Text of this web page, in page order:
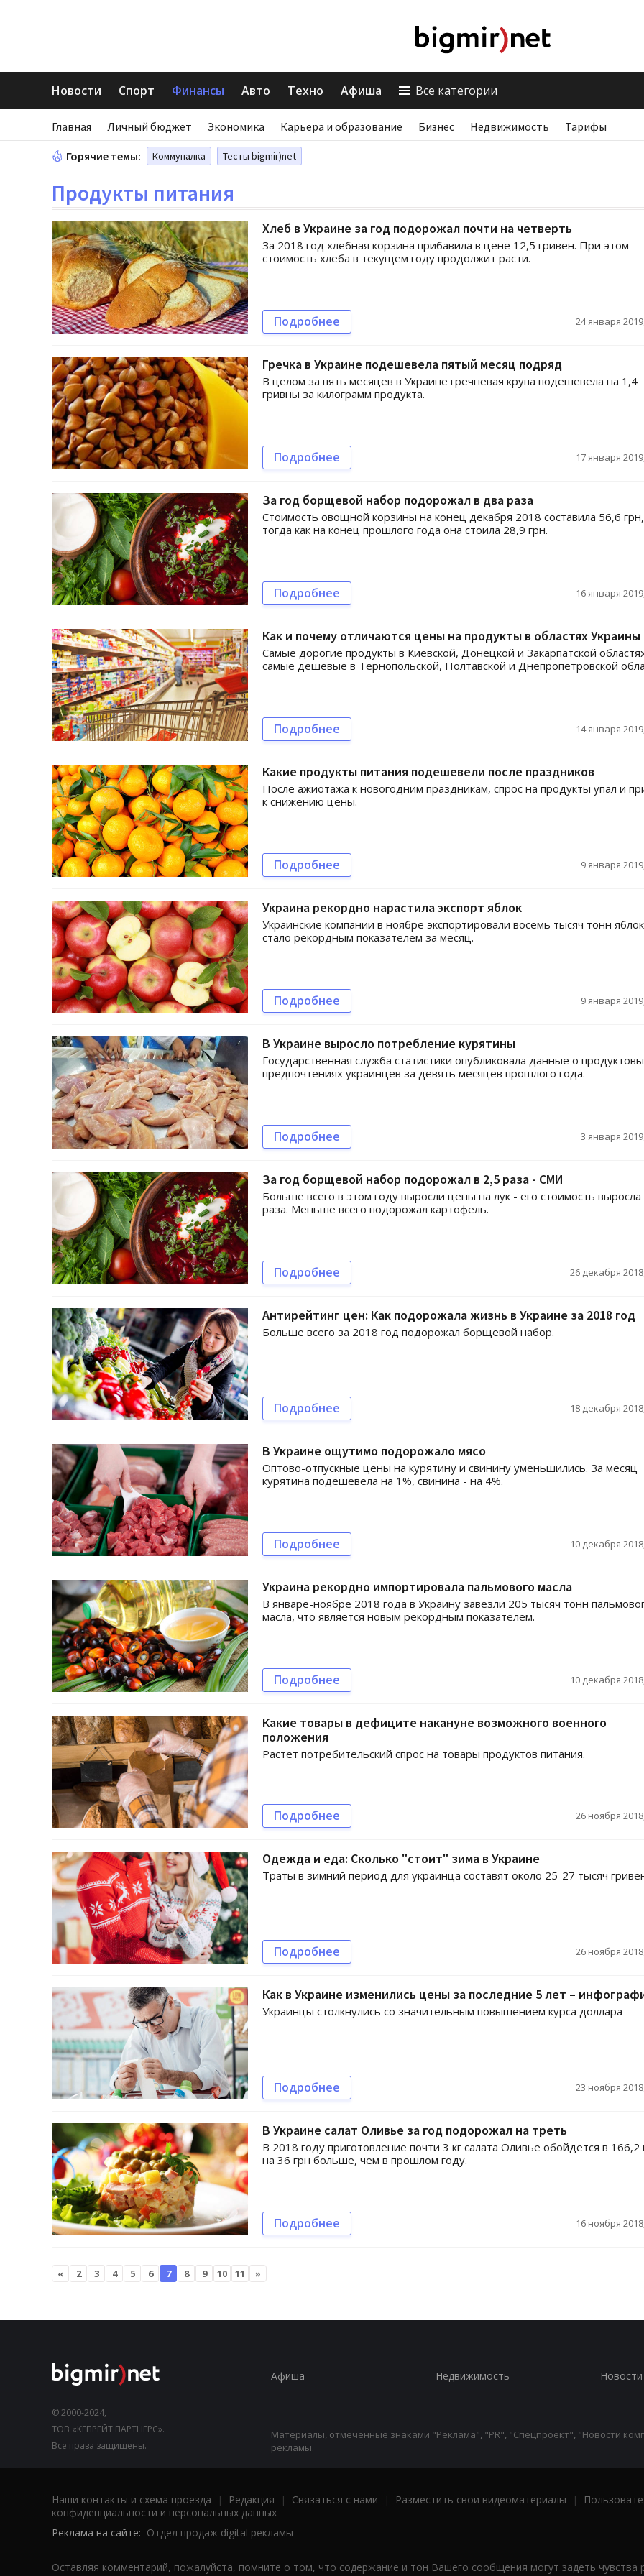
Новости Спорт Финансы Авто Техно Афиша Все категории
Главная Личный бюджет Экономика Карьера и образование Бизнес Недвижимость Тарифы
Горячие темы: Коммуналка Тесты bigmir)net
Продукты питания
Хлеб в Украине за год подорожал почти на четверть
За 2018 год хлебная корзина прибавила в цене 12,5 гривен. При этом
стоимость хлеба в текущем году продолжит расти.
Подробнее 24 января
Гречка в Украине подешевела пятый месяц подряд
В целом за пять месяцев в Украине гречневая крупа подешевела на 1,4
гривны за килограмм продукта.
Подробнее 17 января
За год борщевой набор подорожал в два раза
Стоимость овощной корзины на конец декабря 2018 составила 56,6 грн,
тогда как на конец прошлого года она стоила 28,9 грн.
Подробнее 16 января
Как и почему отличаются цены на продукты в областях Украины
Самые дорогие продукты в Киевской, Донецкой и Закарпатской
самые дешевые в Тернопольской, Полтавской и Днепропетровской
Подробнее 14 января
Какие продукты питания подешевели после праздников
После ажиотажа к новогодним праздникам, спрос на продукты упал и
к снижению цены.
Подробнее 9 января
Украина рекордно нарастила экспорт яблок
Украинские компании в ноябре экспортировали восемь тысяч тонн
стало рекордным показателем за месяц.
Подробнее 9 января
В Украине выросло потребление курятины
Государственная служба статистики опубликовала данные о
предпочтениях украинцев за девять месяцев прошлого года.
Подробнее 3 января
За год борщевой набор подорожал в 2,5 раза - СМИ
Больше всего в этом году выросли цены на лук - его стоимость выросла
раза. Меньше всего подорожал картофель.
Подробнее 26 декабря
Антирейтинг цен: Как подорожала жизнь в Украине за 2018 год
Больше всего за 2018 год подорожал борщевой набор.
Подробнее 18 декабря
В Украине ощутимо подорожало мясо
Оптово-отпускные цены на курятину и свинину уменьшились. За месяц
курятина подешевела на 1%, свинина - на 4%.
Подробнее 10 декабря
Украина рекордно импортировала пальмового масла
В январе-ноябре 2018 года в Украину завезли 205 тысяч тонн
масла, что является новым рекордным показателем.
Подробнее 10 декабря
Какие товары в дефиците накануне возможного военного
положения
Растет потребительский спрос на товары продуктов питания.
Подробнее 26 ноября
Одежда и еда: Сколько "стоит" зима в Украине
Траты в зимний период для украинца составят около 25-27 тысяч
Подробнее 26 ноября
Как в Украине изменились цены за последние 5 лет –
Украинцы столкнулись со значительным повышением курса доллара
Подробнее 23 ноября
В Украине салат Оливье за год подорожал на треть
В 2018 году приготовление почти 3 кг салата Оливье обойдется в 166,2
на 36 грн больше, чем в прошлом году.
Подробнее 16 ноября
« 2 3 4 5 6 7 8 9 10 11 »
© 2000-2024,
ТОВ «КЕПРЕЙТ ПАРТНЕРС».
Все права защищены.
Афиша Недвижимость Новости
Материалы, отмеченные знаками "Реклама", "PR", "Спецпроект", "Новости
рекламы.
Наши контакты и схема проезда | Редакция | Связаться с нами | Разместить свои видеоматериалы |
конфиденциальности и персональных данных
Реклама на сайте: Отдел продаж digital рекламы
Оставляя комментарий, пожалуйста, помните о том, что содержание и тон Вашего сообщения могут задеть чувства